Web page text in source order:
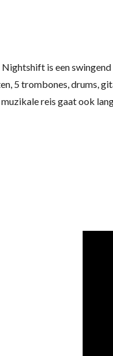
is een
5 trombones, drums,
muzikale reis gaat ook